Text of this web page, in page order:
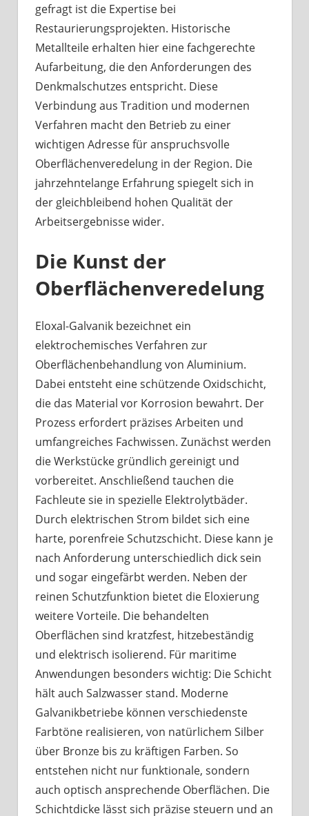
gefragt ist die Expertise bei
Restaurierungsprojekten. Historische
Metallteile erhalten hier eine fachgerechte
Aufarbeitung, die den Anforderungen des
Denkmalschutzes entspricht. Diese
Verbindung aus Tradition und modernen
Verfahren macht den Betrieb zu einer
wichtigen Adresse für anspruchsvolle
Oberflächenveredelung in der Region. Die
jahrzehntelange Erfahrung spiegelt sich in
der gleichbleibend hohen Qualität der
Arbeitsergebnisse wider.
Die Kunst der
Oberflächenveredelung
Eloxal-Galvanik bezeichnet ein
elektrochemisches Verfahren zur
Oberflächenbehandlung von Aluminium.
Dabei entsteht eine schützende Oxidschicht,
die das Material vor Korrosion bewahrt. Der
Prozess erfordert präzises Arbeiten und
umfangreiches Fachwissen. Zunächst werden
die Werkstücke gründlich gereinigt und
vorbereitet. Anschließend tauchen die
Fachleute sie in spezielle Elektrolytbäder.
Durch elektrischen Strom bildet sich eine
harte, porenfreie Schutzschicht. Diese kann je
nach Anforderung unterschiedlich dick sein
und sogar eingefärbt werden. Neben der
reinen Schutzfunktion bietet die Eloxierung
weitere Vorteile. Die behandelten
Oberflächen sind kratzfest, hitzebeständig
und elektrisch isolierend. Für maritime
Anwendungen besonders wichtig: Die Schicht
hält auch Salzwasser stand. Moderne
Galvanikbetriebe können verschiedenste
Farbtöne realisieren, von natürlichem Silber
über Bronze bis zu kräftigen Farben. So
entstehen nicht nur funktionale, sondern
auch optisch ansprechende Oberflächen. Die
Schichtdicke lässt sich präzise steuern und an